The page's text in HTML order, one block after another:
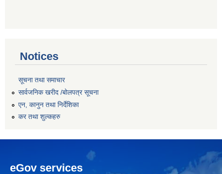
Notices
सूचना तथा समाचार
सार्वजनिक खरीद /बोलपत्र सूचना
एन, कानुन तथा निर्देशिका
कर तथा शुल्कहरु
eGov services